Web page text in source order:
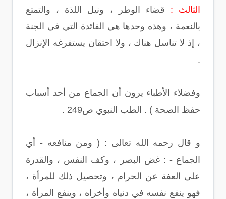
الثالث : قضاء الوطر ، ونيل اللذة ، والتمتع
بالنعمة ، وهذه وحدها هي الفائدة التي في الجنة
، إذ لا تناسل هناك ، ولا احتقان يستفرغه الإنزال
.
وفضلاء الأطباء يرون أن الجماع من أحد أسباب
حفظ الصحة ) . الطب النبوي ص249 .
و قال رحمه الله تعالى : ( ومن منافعه - أي
الجماع - : غض البصر ، وكف النفس ، والقدرة
على العفة عن الحرام ، وتحصيل ذلك للمرأة ،
فهو ينفع نفسه في دنياه وأخراه ، وينفع المرأة ،